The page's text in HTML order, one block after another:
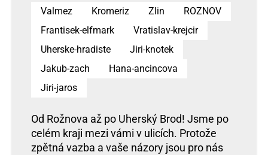
Valmez Kromeriz Zlin
ROZNOV
Frantisek-elfmark
Vratislav-krejcir
Uherske-hradiste
Jiri-knotek
Jakub-zach
Hana-ancincova
Jiri-jaros
Od Rožnova až po Uherský Brod! Jsme po
celém kraji mezi vámi v ulicích. Protože
zpětná vazba a vaše názory jsou pro nás